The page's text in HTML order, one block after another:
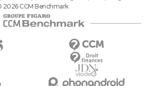
2026 CCM Benchmark